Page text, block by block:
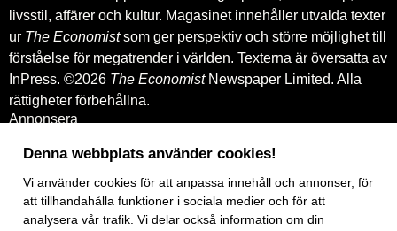
livsstil, affärer och kultur. Magasinet innehåller utvalda texter
ur The Economistsom ger perspektiv och större möjlighet till
förståelse för megatrender i världen. Texterna är översatta av
InPress. ©2026 The EconomistNewspaper Limited. Alla
rättigheter förbehållna.
Annonsera
Kontakt
Köp tidigare nummer
www.inpress.com
E-tidningen
Denna webbplats använder cookies!
Vi använder cookiesför att anpassa innehåll och annonser, för
att tillhandahålla funktioner i sociala medier och för att
analysera vår trafik. Vi delar också information om din